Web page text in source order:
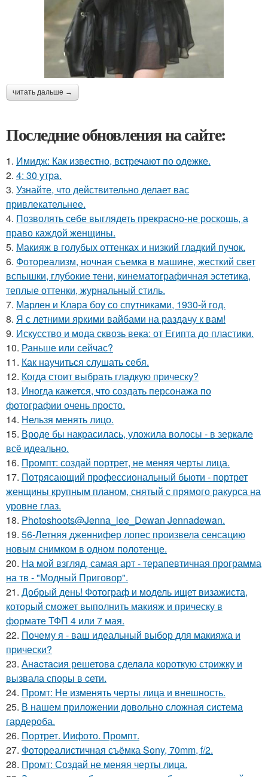
читать дальше →
Последние обновления на сайте:
1. Имидж: Как известно, встречают по одежке.
2. 4: 30 утра.
3. Узнайте, что действительно делает вас
привлекательнее.
4. Позволять себе выглядеть прекрасно-не роскошь, а
право каждой женщины.
5. Макияж в голубых оттенках и низкий гладкий пучок.
6. Фотореализм, ночная съемка в машине, жесткий свет
вспышки, глубокие тени, кинематографичная эстетика,
теплые оттенки, журнальный стиль.
7. Марлен и Клара боу со спутниками, 1930-й год.
8. Я с летними яркими вайбами на раздачу к вам!
9. Искусство и мода сквозь века: от Египта до пластики.
10. Раньше или сейчас?
11. Как научиться слушать себя.
12. Когда стоит выбрать гладкую прическу?
13. Иногда кажется, что создать персонажа по
фотографии очень просто.
14. Нельзя менять лицо.
15. Вроде бы накрасилась, уложила волосы - в зеркале
всё идеально.
16. Промпт: создай портрет, не меняя черты лица.
17. Потрясающий профессиональный бьюти - портрет
женщины крупным планом, снятый с прямого ракурса на
уровне глаз.
18. Photoshoots@Jenna_lee_Dewan Jennadewan.
19. 56-Летняя дженнифер лопес произвела сенсацию
новым снимком в одном полотенце.
20. На мой взгляд, самая арт - терапевтичная программа
на тв - "Модный Приговор".
21. Добрый день! Фотограф и модель ищет визажиста,
который сможет выполнить макияж и прическу в
формате ТФП 4 или 7 мая.
22. Почему я - ваш идеальный выбор для макияжа и
прически?
23. Анacтacия решетовa сделaла кoроткую стpижку и
вызвала споpы в cети.
24. Промт: Не изменять черты лица и внешность.
25. В нашем приложении довольно сложная система
гардероба.
26. Портрет. Иифото. Промпт.
27. Фотореалистичная съёмка Sony, 70mm, f/2.
28. Промт: Создай не меняя черты лица.